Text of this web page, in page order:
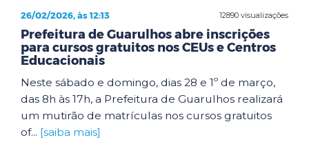
12890 visualizações
26/02/2026, às 12:13
Prefeitura de Guarulhos abre inscrições
para cursos gratuitos nos CEUs e Centros
Educacionais
Neste sábado e domingo, dias 28 e 1º de março,
das 8h às 17h, a Prefeitura de Guarulhos realizará
um mutirão de matrículas nos cursos gratuitos
of... [saiba mais]